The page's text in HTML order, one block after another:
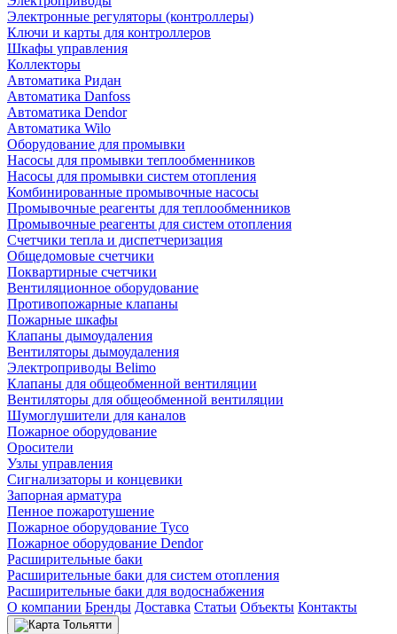
Электронные регуляторы (контроллеры)
Ключи и карты для контроллеров
Шкафы управления
Коллекторы
Автоматика Ридан
Автоматика Danfoss
Автоматика Dendor
Автоматика Wilo
Оборудование для промывки
Насосы для промывки теплообменников
Насосы для промывки систем отопления
Комбинированные промывочные насосы
Промывочные реагенты для теплообменников
Промывочные реагенты для систем отопления
Счетчики тепла и диспетчеризация
Общедомовые счетчики
Поквартирные счетчики
Вентиляционное оборудование
Противопожарные клапаны
Пожарные шкафы
Клапаны дымоудаления
Вентиляторы дымоудаления
Электроприводы Belimo
Клапаны для общеобменной вентиляции
Вентиляторы для общеобменной вентиляции
Шумоглушители для каналов
Пожарное оборудование
Оросители
Узлы управления
Сигнализаторы и концевики
Запорная арматура
Пенное пожаротушение
Пожарное оборудование Tyco
Пожарное оборудование Dendor
Расширительные баки
Расширительные баки для систем отопления
Расширительные баки для водоснабжения
О компании Бренды Доставка Статьи Объекты Контакты
Тольятти